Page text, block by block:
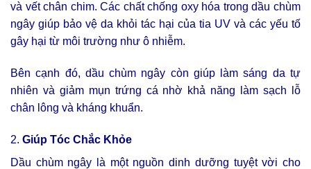
và vết chân chim. Các chất chống oxy hóa trong dầu chùm
ngây giúp bảo vệ da khỏi tác hại của tia UV và các yếu tố
gây hại từ môi trường như ô nhiễm.
Bên cạnh đó, dầu chùm ngây còn giúp làm sáng da tự
nhiên và giảm mụn trứng cá nhờ khả năng làm sạch lỗ
chân lông và kháng khuẩn.
2. Giúp Tóc Chắc Khỏe
Dầu chùm ngây là một nguồn dinh dưỡng tuyệt vời cho